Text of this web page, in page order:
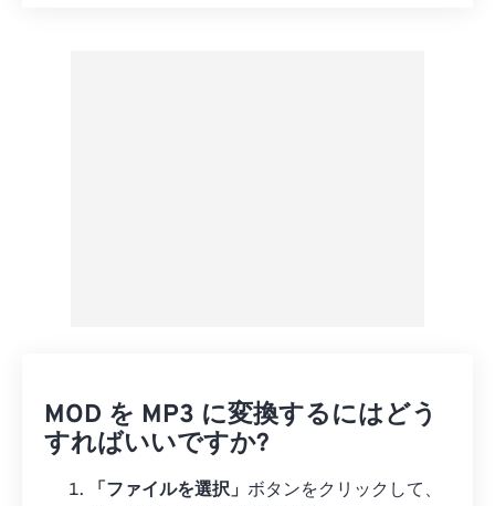
MOD を MP3 に変換するにはどう
すればいいですか?
「ファイルを選択」 ボタンをクリックして、